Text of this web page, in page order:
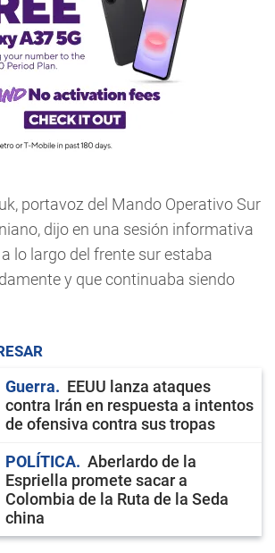
portavoz del Mando Operativo Sur
dijo en una sesión informativa
lo largo del frente sur estaba
y que continuaba siendo
Guerra
EEUU lanza ataques
contra Irán en respuesta a intentos
de ofensiva contra sus tropas
POLÍTICA
Aberlardo de la
Espriella promete sacar a
Colombia de la Ruta de la Seda
china